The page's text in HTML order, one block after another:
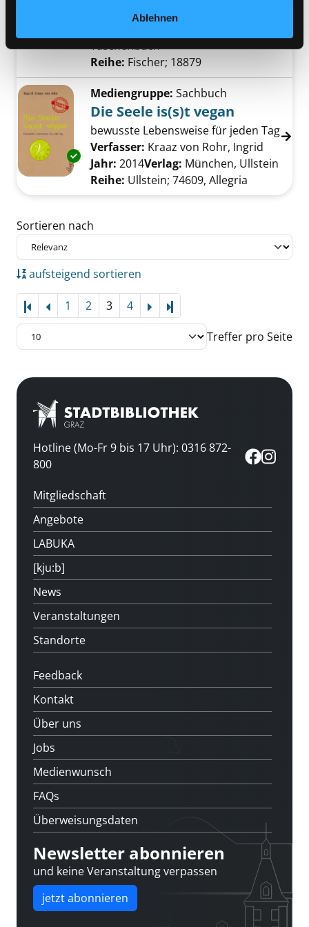
Ablehnen
Exemplar-Details von Tiere essen anzeigen
2012
Taschenbuch
Reihe: Fischer; 18879
Exemplar-Details von Die Seele is(s)t vegan
Mediengruppe: Sachbuch
Die Seele is(s)t vegan
bewusste Lebensweise für jeden Tag
Verfasser: Kraaz von Rohr, Ingrid
Jahr: 2014Verlag: München, Ullstein
Reihe: Ullstein; 74609, Allegria
Zu den Suchfiltern springen
Sortieren nach
aufsteigend sortieren
1 2 3 4
Treffer pro Seite
Hotline (Mo-Fr 9 bis 17 Uhr): 0316 872-
800
Mitgliedschaft
Angebote
LABUKA
[kju:b]
News
Veranstaltungen
Standorte
Feedback
Kontakt
Über uns
Jobs
Medienwunsch
FAQs
Überweisungsdaten
Newsletter abonnieren
und keine Veranstaltung verpassen
jetzt abonnieren